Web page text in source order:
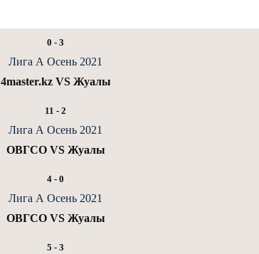
0 - 3
Лига А Осень 2021
4master.kz VS Жуалы
11 - 2
Лига А Осень 2021
ОВГСО VS Жуалы
4 - 0
Лига А Осень 2021
ОВГСО VS Жуалы
5 - 3